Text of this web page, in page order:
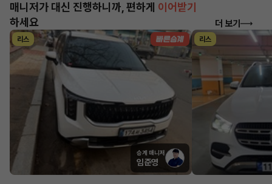
매니저가 대신 진행하니까, 편하게 이어받기
하세요
더 보기
리스
승계 매니저
임준영
리스